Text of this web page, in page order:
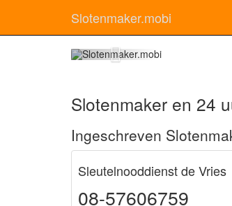
Slotenmaker.mobi
Slotenmaker en 24
Ingeschreven
Sleutelnooddienst de Vries
08-57606759